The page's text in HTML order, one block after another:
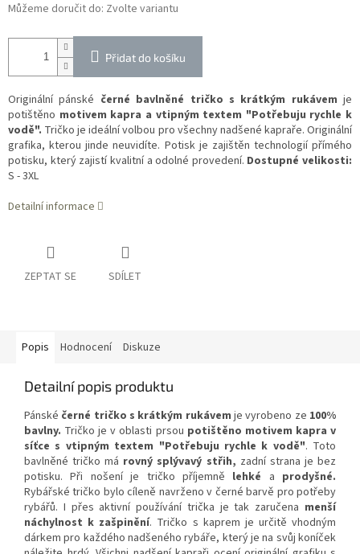
Můžeme doručit do: Zvolte variantu
Přidat do košíku
Originální pánské černé bavlněné tričko s krátkým rukávem je
potištěno motivem kapra a vtipným textem "Potřebuju rychle k
vodě". Tričko je ideální volbou pro všechny nadšené kapraře. Originální
grafika, kterou jinde neuvidíte. Potisk je zajištěn technologií přímého
potisku, který zajistí kvalitní a odolné provedení. Dostupné velikosti:
S - 3XL
Detailní informace
ZEPTAT SE SDÍLET
Popis Hodnocení Diskuze
Detailní popis produktu
Pánské černé tričko s krátkým rukávem je vyrobeno ze 100%
bavlny. Tričko je v oblasti prsou potištěno motivem kapra v
síťce s vtipným textem "Potřebuju rychle k vodě". Toto
bavlněné tričko má rovný splývavý střih, zadní strana je bez
potisku. Při nošení je tričko příjemně lehké a prodyšné.
Rybářské tričko bylo cíleně navrženo v černé barvě pro potřeby
rybářů. I přes aktivní používání trička je tak zaručena menší
náchylnost k zašpinění. Tričko s kaprem je určitě vhodným
dárkem pro každého nadšeného rybáře, který je na svůj koníček